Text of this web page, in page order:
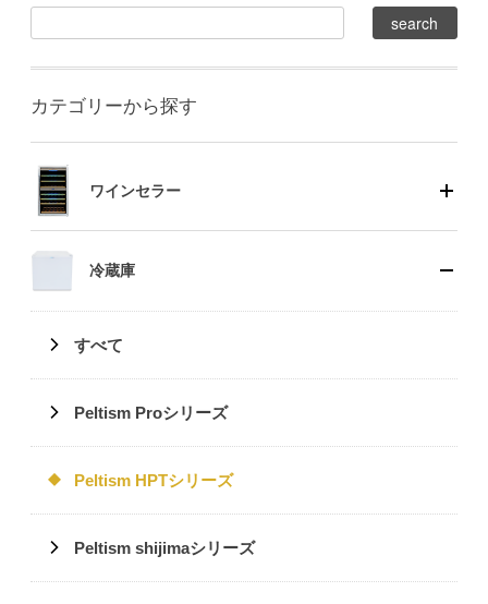
カテゴリーから探す
ワインセラー
冷蔵庫
すべて
Peltism Proシリーズ
Peltism HPTシリーズ
Peltism shijimaシリーズ